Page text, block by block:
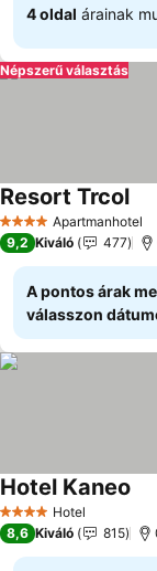
4 oldal árainak
Népszerű választás
4 KategóriaApartmanhotel
Resort Trcol
9,2 Kiváló 477
A pontos árak
válasszon
4 KategóriaHotel
Hotel Kaneo
8,6 Kiváló 815